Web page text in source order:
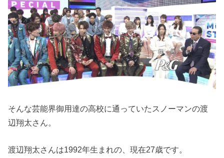
そんな芸能界御用達の高校に通っていたスノーマンの渡
辺翔太さん。
渡辺翔太さんは1992年生まれの、現在27歳です。